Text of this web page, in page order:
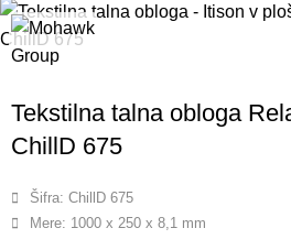
Tekstilna talna obloga
ChillD 675
Šifra: ChillD 675
Mere: 1000 x 250 x 8,1 mm